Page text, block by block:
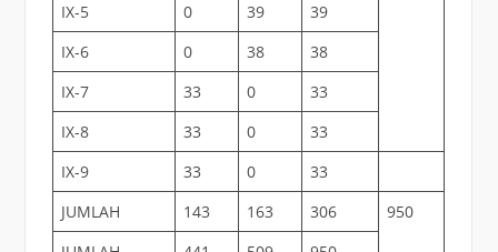
IX-5
0 39
39
IX-6
0 38
38
IX-7
33 0
33
IX-8
33 0
33
IX-9
33 0
33
JUMLAH
143 163 306
950